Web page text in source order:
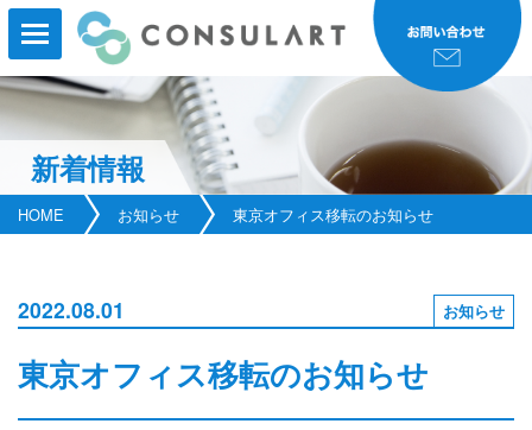
新着情報
HOME お知らせ 東京オフィス移転のお知らせ
2022.08.01 お知らせ
東京オフィス移転のお知らせ
HOME
事業実績
コンサルタント紹介